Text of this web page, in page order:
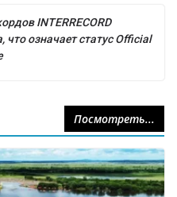
INTERRECORD
что означает статус Official
Посмотреть...